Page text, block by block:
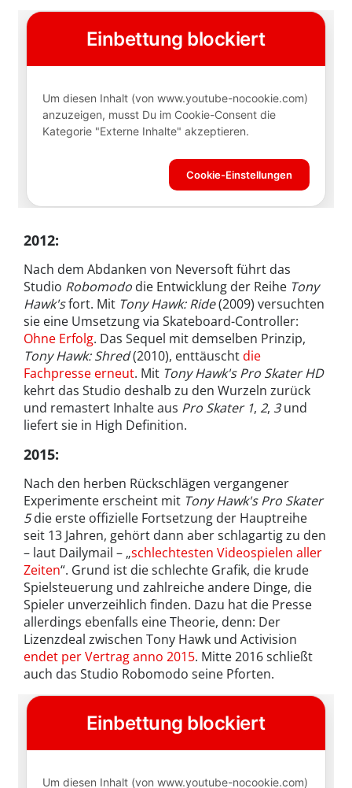
2012:
Nach dem Abdanken von Neversoft führt das
Studio Robomodo die Entwicklung der Reihe Tony
Hawk'sfort. Mit Tony Hawk: Ride(2009) versuchten
sie eine Umsetzung via Skateboard-Controller:
Ohne Erfolg. Das Sequel mit demselben Prinzip,
Tony Hawk: Shred(2010), enttäuschtdie
Fachpresse erneut. Mit Tony Hawk's Pro Skater HD
kehrt das Studio deshalb zu den Wurzeln zurück
und remastert Inhalte aus Pro Skater 1, 2, 3und
liefert sie in High Definition.
2015:
Nach den herben Rückschlägen vergangener
Experimente erscheint mit Tony Hawk's Pro Skater
5die erste offizielle Fortsetzung der Hauptreihe
seit 13 Jahren, gehört dann aber schlagartig zu den
– laut Dailymail – „schlechtesten Videospielen aller
Zeiten“. Grund ist die schlechte Grafik, die krude
Spielsteuerung und zahlreiche andere Dinge, die
Spieler unverzeihlich finden. Dazu hat die Presse
allerdings ebenfalls eine Theorie, denn: Der
Lizenzdeal zwischen Tony Hawk und Activision
endet per Vertrag anno 2015. Mitte 2016 schließt
auch das Studio Robomodo seine Pforten.